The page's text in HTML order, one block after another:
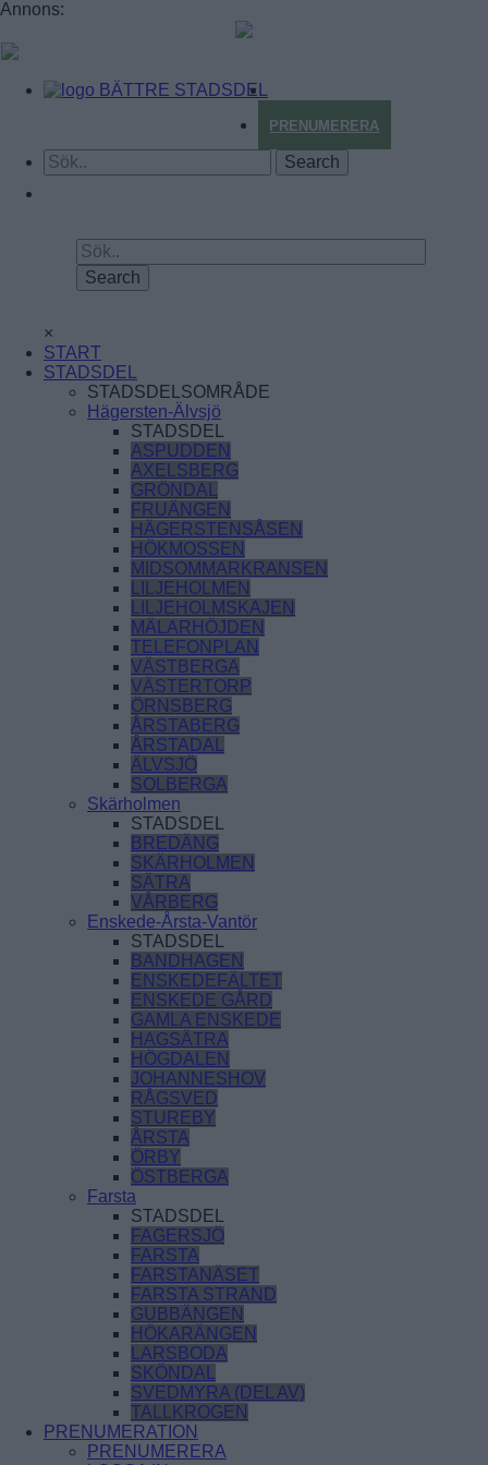
Annons:
BÄTTRE STADSDEL
PRENUMERERA
×
START
STADSDEL
STADSDELSOMRÅDE
Hägersten-Älvsjö
STADSDEL
ASPUDDEN
AXELSBERG
GRÖNDAL
FRUÄNGEN
HÄGERSTENSÅSEN
HÖKMOSSEN
MIDSOMMARKRANSEN
LILJEHOLMEN
LILJEHOLMSKAJEN
MÄLARHÖJDEN
TELEFONPLAN
VÄSTBERGA
VÄSTERTORP
ÖRNSBERG
ÅRSTABERG
ÅRSTADAL
ÄLVSJÖ
SOLBERGA
Skärholmen
STADSDEL
BREDÄNG
SKÄRHOLMEN
SÄTRA
VÅRBERG
Enskede-Årsta-Vantör
STADSDEL
BANDHAGEN
ENSKEDEFÄLTET
ENSKEDE GÅRD
GAMLA ENSKEDE
HAGSÄTRA
HÖGDALEN
JOHANNESHOV
RÅGSVED
STUREBY
ÅRSTA
ÖRBY
ÖSTBERGA
Farsta
STADSDEL
FAGERSJÖ
FARSTA
FARSTANÄSET
FARSTA STRAND
GUBBÄNGEN
HÖKARÄNGEN
LARSBODA
SKÖNDAL
SVEDMYRA (DEL AV)
TALLKROGEN
PRENUMERATION
PRENUMERERA